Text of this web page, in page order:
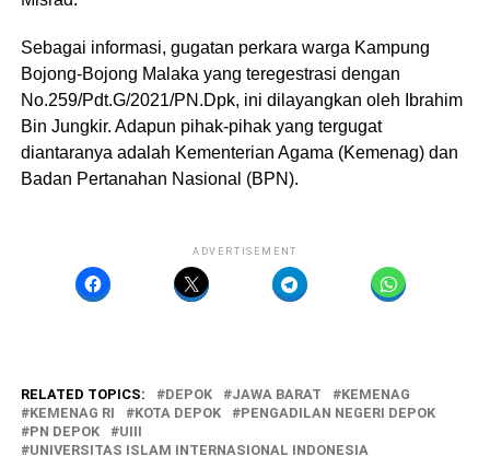
Sebagai informasi, gugatan perkara warga Kampung
Bojong-Bojong Malaka yang teregestrasi dengan
No.259/Pdt.G/2021/PN.Dpk, ini dilayangkan oleh Ibrahim
Bin Jungkir. Adapun pihak-pihak yang tergugat
diantaranya adalah Kementerian Agama (Kemenag) dan
Badan Pertanahan Nasional (BPN).
ADVERTISEMENT
RELATED TOPICS: DEPOK JAWA BARAT
KEMENAG
KEMENAG RI
KOTA DEPOK
PENGADILAN NEGERI DEPOK
PN DEPOK
UIII
UNIVERSITAS ISLAM INTERNASIONAL INDONESIA